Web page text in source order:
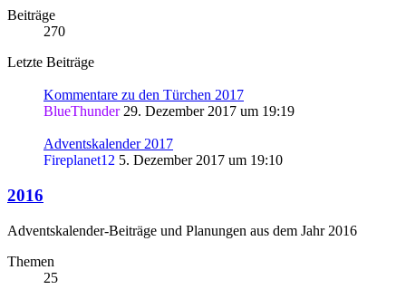
Beiträge
270
Letzte Beiträge
Kommentare zu den Türchen 2017
BlueThunder 29. Dezember 2017 um 19:19
Adventskalender 2017
Fireplanet12 5. Dezember 2017 um 19:10
2016
Adventskalender-Beiträge und Planungen aus dem Jahr 2016
Themen
25